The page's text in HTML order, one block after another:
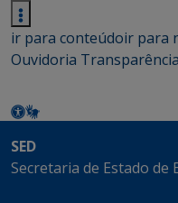
ir para conteúdoir para
Ouvidoria Transparência
SED
Secretaria de Estado de